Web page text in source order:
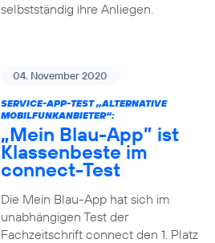
selbstständig ihre Anliegen.
04. November 2020
SERVICE-APP-TEST „ALTERNATIVE
MOBILFUNKANBIETER“:
„Mein Blau-App” ist
Klassenbeste im
connect-Test
Die Mein Blau-App hat sich im
unabhängigen Test der
Fachzeitschrift connect den 1. Platz